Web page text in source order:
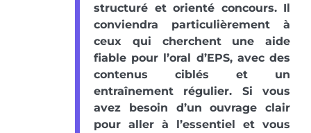
structuré et orienté concours. Il
conviendra particulièrement à
ceux qui cherchent une aide
fiable pour l’oral d’EPS, avec des
contenus ciblés et un
entraînement régulier. Si vous
avez besoin d’un ouvrage clair
pour aller à l’essentiel et vous